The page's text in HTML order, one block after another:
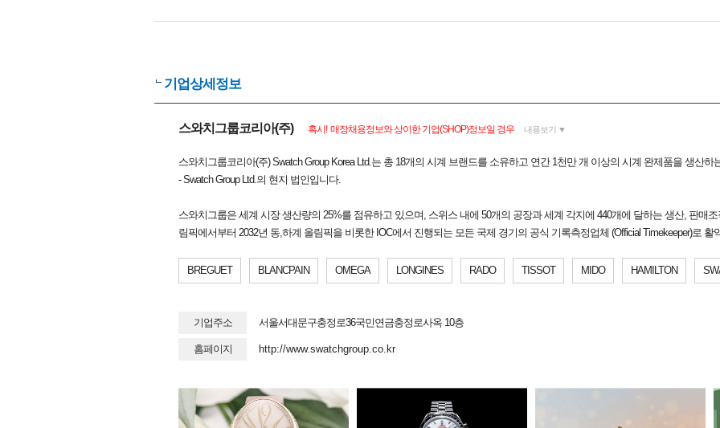
기업상세정보
스와치그룹코리아(주) 혹시! 매장채용정보와 상이한 기업(SHOP)정보일 경우 내용보기 ▼
스와치그룹코리아(주) Swatch Group Korea Ltd.는 총 18개의 시계 브랜드를 소유하고 연간 1천만 개 이상의 시계 완제품을 생산
- Swatch Group Ltd.의 현지 법인입니다.
스와치그룹은 세계 시장 생산량의 25%를 점유하고 있으며, 스위스 내에 50개의 공장과 세계 각지에 440개에 달하는 생산, 판매
림픽에서부터 2032년 동,하계 올림픽을 비롯한 IOC에서 진행되는 모든 국제 경기의 공식 기록측정업체 (Official Timekeeper)로 활
BREGUET BLANCPAIN OMEGA LONGINES RADO TISSOT MIDO HAMILTON
기업주소 서울서대문구충정로36국민연금충정로사옥 10층
홈페이지 http://www.swatchgroup.co.kr